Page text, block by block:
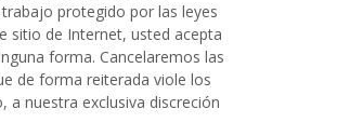
protegido por las leyes
sitio de Internet, usted acepta
forma. Cancelaremos las
de forma reiterada viole los
nuestra exclusiva discreción